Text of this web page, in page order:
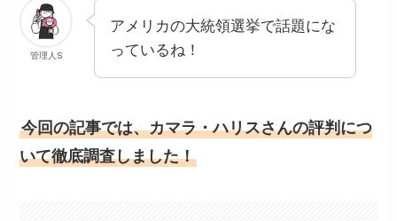
管理人S
アメリカの大統領選挙で話題にな
っているね！
今回の記事では、カマラ・ハリスさんの評判につ
いて徹底調査しました！